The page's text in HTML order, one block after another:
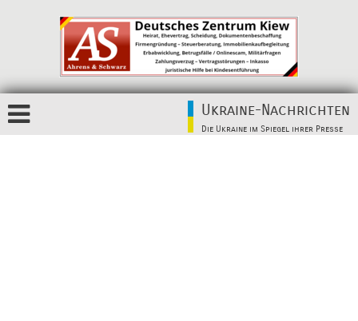
Ukraine-Nachrichten
Die Ukraine im Spiegel ihrer Presse